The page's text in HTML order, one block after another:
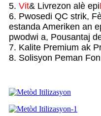
5. Vit& Livrezon alè epi
6. Pwosedi QC strik,
estanda Ameriken an
pwodwi a, Pousantaj
7. Kalite Premium ak
8. Solisyon Peman